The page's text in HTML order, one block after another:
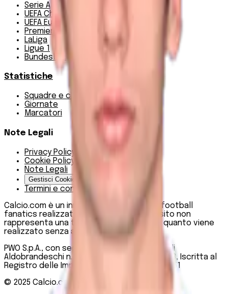
Serie A
UEFA Champions League Teams
UEFA Europa League Teams
Premier League
LaLiga
Ligue 1
Bundesliga
Statistiche
Squadre e classifica
Giornate
Marcatori
Note Legali
Privacy Policy
Cookie Policy
Note Legali
Gestisci Cookie
Termini e condizioni
Calcio.com è un innovativo data hub per football
fanatics realizzato da PWO SpA. Questo sito non
rappresenta una testata giornalistica, in quanto viene
realizzato senza alcuna periodicità.
PWO S.p.A., con sede legale in Roma, Via degli
Aldobrandeschi n. 300, C.F. e P.IVA 13747301003, Iscritta al
Registro delle Imprese di Roma n. R.E.A 1470551
© 2025 Calcio.com